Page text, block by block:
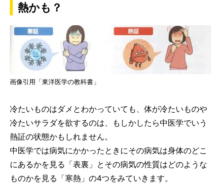
熱かも？
画像引用「東洋医学の教科書」
冷たいものはダメとわかっていても、体が冷たいものや
冷たいサラダを欲するのは、もしかしたら中医学でいう
熱証の状態かもしれません。
中医学では病気にかかったときにその病気は身体のどこ
にあるかを見る「表裏」とその病気の性質はどのような
ものかを見る「寒熱」の4つをみていきます。